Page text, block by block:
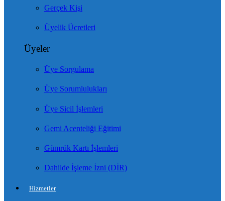
Gerçek Kişi
Üyelik Ücretleri
Üyeler
Üye Sorgulama
Üye Sorumlulukları
Üye Sicil İşlemleri
Gemi Acenteliği Eğitimi
Gümrük Kartı İşlemleri
Dahilde İşleme İzni (DİR)
Hizmetler